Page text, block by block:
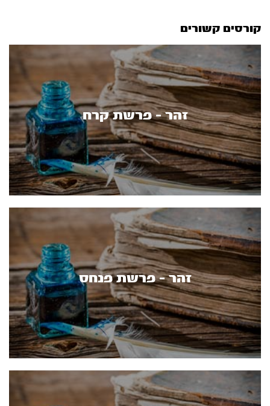
קורסים קשורים
זהר - פרשת קרח
זהר - פרשת פנחס